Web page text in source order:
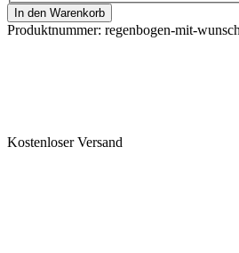
In den Warenkorb
Produktnummer: regenbogen-mit-
Kostenloser Versand